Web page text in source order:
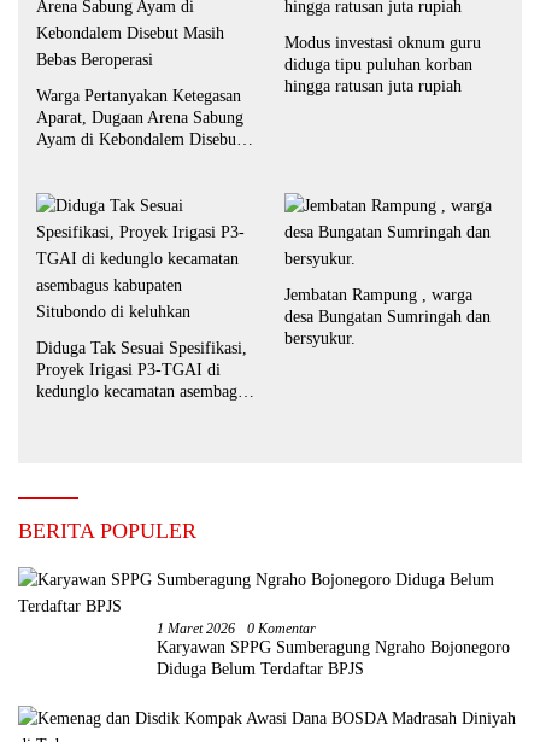
Warga Pertanyakan Ketegasan
Aparat, Dugaan Arena Sabung
Ayam di Kebondalem Disebut
Modus investasi oknum guru
diduga tipu puluhan korban
hingga ratusan juta rupiah
Diduga Tak Sesuai Spesifikasi,
Proyek Irigasi P3-TGAI di
kedunglo kecamatan asembagus
Jembatan Rampung , warga
desa Bungatan Sumringah dan
bersyukur.
BERITA POPULER
1 Maret 2026 0 Komentar
Karyawan SPPG Sumberagung Ngraho Bojonegoro
Diduga Belum Terdaftar BPJS